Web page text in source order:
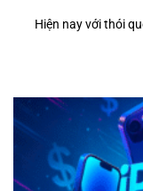
Hiện nay với thói